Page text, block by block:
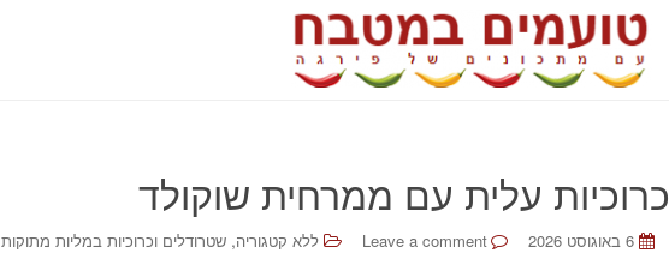
כרוכיות עלית עם ממרחית שוקולד
6 באוגוסט 2026 Leave a comment ללא קטגוריה, שטרודלים וכרוכיות במליות מתוקות